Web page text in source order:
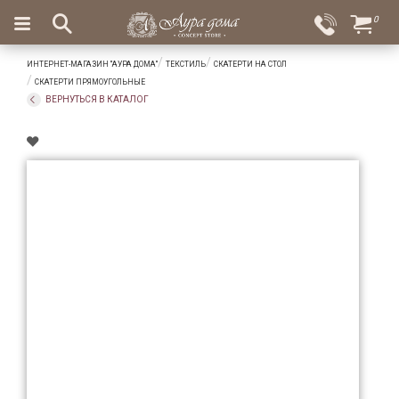
Вход
Избранное
×
Салоны
Доставка
Оплата
Ароматы
0
ИНТЕРНЕТ-МАГАЗИН "АУРА ДОМА" ТЕКСТИЛЬ
СКАТЕРТИ НА СТОЛ
СКАТЕРТИ ПРЯМОУГОЛЬНЫЕ
ВЕРНУТЬСЯ В КАТАЛОГ